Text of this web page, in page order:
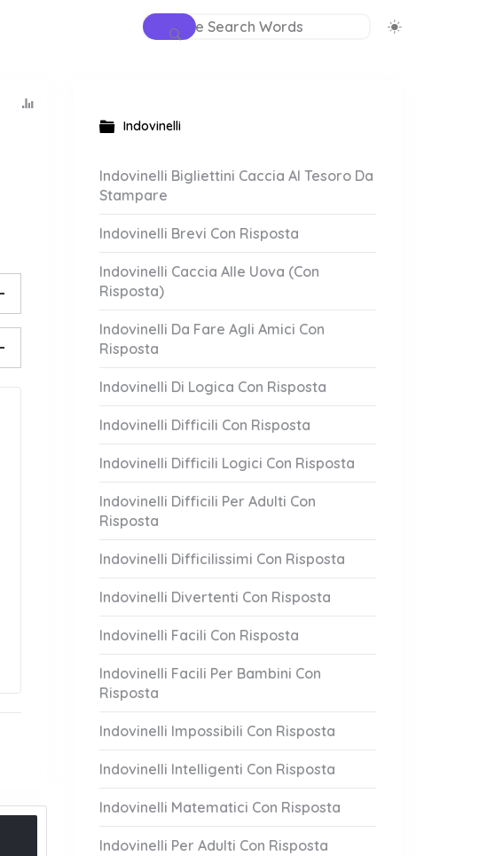
Indovinelli
Indovinelli Bigliettini Caccia Al Tesoro Da
Stampare
Indovinelli Brevi Con Risposta
Indovinelli Caccia Alle Uova (Con
Risposta)
Indovinelli Da Fare Agli Amici Con
Risposta
Indovinelli Di Logica Con Risposta
Indovinelli Difficili Con Risposta
Indovinelli Difficili Logici Con Risposta
Indovinelli Difficili Per Adulti Con
Risposta
Indovinelli Difficilissimi Con Risposta
Indovinelli Divertenti Con Risposta
Indovinelli Facili Con Risposta
Indovinelli Facili Per Bambini Con
Risposta
Indovinelli Impossibili Con Risposta
Indovinelli Intelligenti Con Risposta
Indovinelli Matematici Con Risposta
Indovinelli Per Adulti Con Risposta